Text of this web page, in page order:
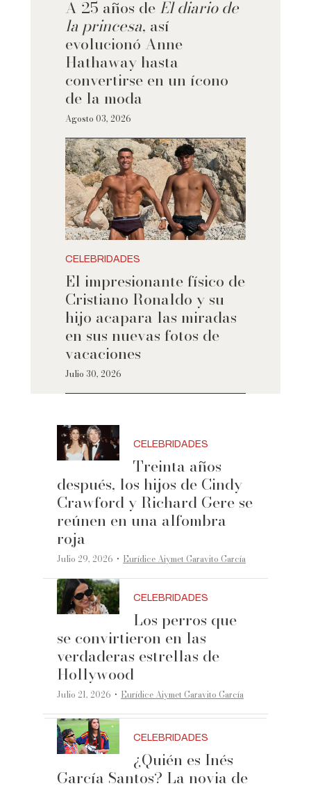
A 25 años de El diario de
la princesa, así
evolucionó Anne
Hathaway hasta
convertirse en un ícono
de la moda
Agosto 03, 2026
CELEBRIDADES
El impresionante físico de
Cristiano Ronaldo y su
hijo acapara las miradas
en sus nuevas fotos de
vacaciones
Julio 30, 2026
CELEBRIDADES
Treinta años
después, los hijos de Cindy
Crawford y Richard Gere se
reúnen en una alfombra
roja
Julio 29, 2026 ·Eurídice Aiymet Garavito García
CELEBRIDADES
Los perros que
se convirtieron en las
verdaderas estrellas de
Hollywood
Julio 21, 2026 ·Eurídice Aiymet Garavito García
CELEBRIDADES
¿Quién es Inés
García Santos? La novia de